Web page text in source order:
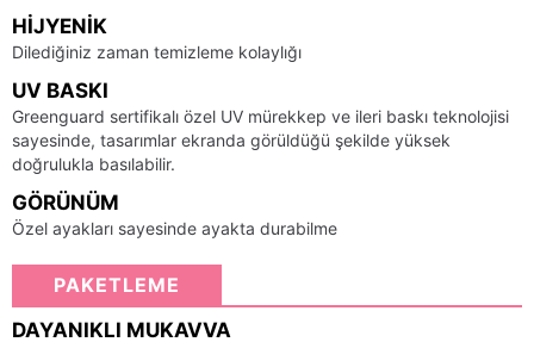
HIJYENIK
Dilediğiniz zaman temizleme kolaylığı
UV BASKI
Greenguard sertifikalı özel UV mürekkep ve ileri baskı teknolojisi
sayesinde, tasarımlar ekranda görüldüğü şekilde yüksek
doğrulukla basılabilir.
GÖRÜNÜM
Özel ayakları sayesinde ayakta durabilme
PAKETLEME
DAYANIKLI MUKAVVA